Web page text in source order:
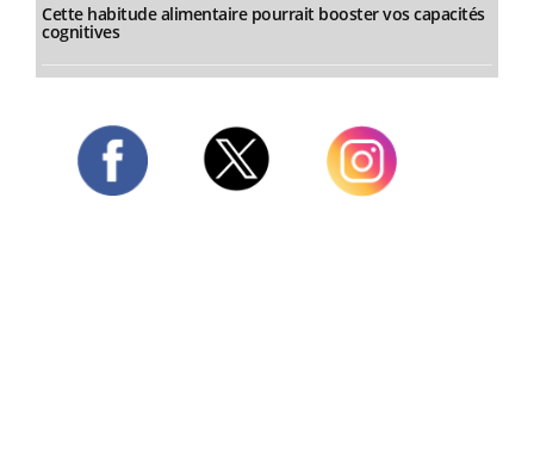
Cette habitude alimentaire pourrait booster vos capacités
cognitives